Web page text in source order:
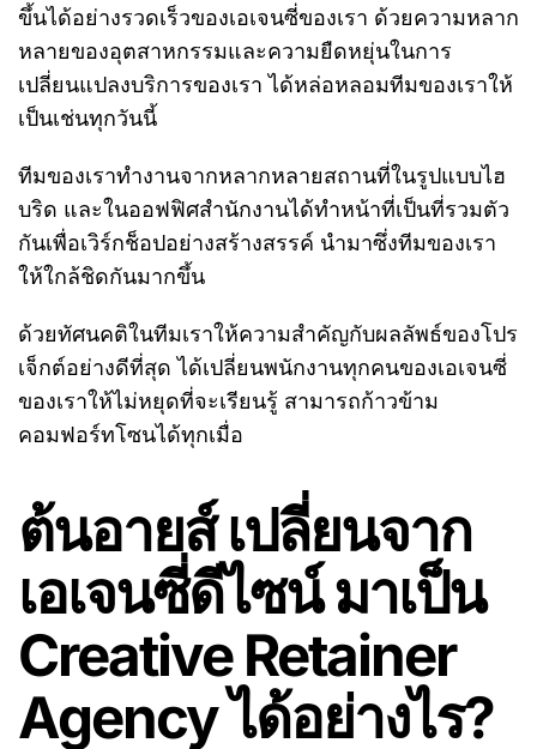
ขึ้นได้อย่างรวดเร็วของเอเจนซี่ของเรา ด้วยความหลาก
หลายของอุตสาหกรรมและความยืดหยุ่นในการ
เปลี่ยนแปลงบริการของเรา ได้หล่อหลอมทีมของเราให้
เป็นเช่นทุกวันนี้
ทีมของเราทำงานจากหลากหลายสถานที่ในรูปแบบไฮ
บริด และในออฟฟิศสำนักงานได้ทำหน้าที่เป็นที่รวมตัว
กันเพื่อเวิร์กช็อปอย่างสร้างสรรค์ นำมาซึ่งทีมของเรา
ให้ใกล้ชิดกันมากขึ้น
ด้วยทัศนคติในทีมเราให้ความสำคัญกับผลลัพธ์ของโปร
เจ็กต์อย่างดีที่สุด ได้เปลี่ยนพนักงานทุกคนของเอเจนซี่
ของเราให้ไม่หยุดที่จะเรียนรู้ สามารถก้าวข้าม
คอมฟอร์ทโซนได้ทุกเมื่อ
ต้นอายส์ เปลี่ยนจาก
เอเจนซี่ดีไซน์ มาเป็น
Creative Retainer
Agency ได้อย่างไร?